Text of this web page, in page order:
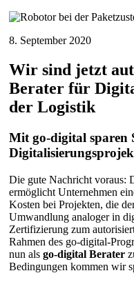
8. September 2020
Wir sind jetzt
Berater für
der Logistik
Mit go-digital sparen
Die gute Nachricht voraus:
ermöglicht Unternehmen
Kosten bei Projekten, die
Umwandlung analoger in
Zertifizierung zum
Rahmen des go-digital-
nun als go-digital Berater
Bedingungen kommen wir